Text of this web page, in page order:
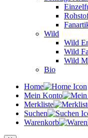
Wild
Wild
Wild
Wild
Bio
Home
Mein Konto
Merkliste
Suchen
Warenkorb